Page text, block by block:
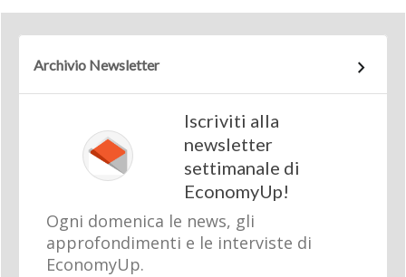
Archivio Newsletter
Iscriviti alla
newsletter
settimanale di
EconomyUp!
Ogni domenica le news, gli
approfondimenti e le interviste di
EconomyUp.